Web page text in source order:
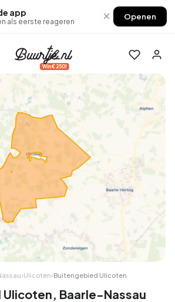
app
als eerste reageren × Openen
Win €250!
›Ulicoten›Buitengebied Ulicoten
Baarle-Nassau